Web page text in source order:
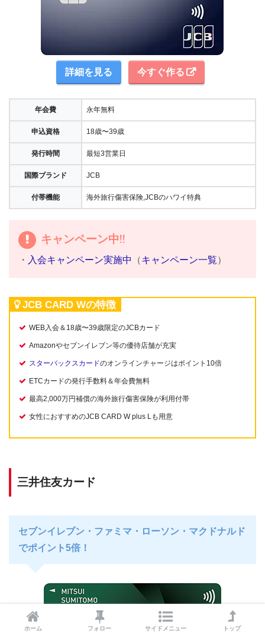
詳細を見る 今すぐ作る
年会費 永年無料
申込資格 18歳〜39歳
発行時間 最短3営業日
国際ブランド JCB
付帯機能 海外旅行傷害保険,JCBのハワイ特典
キャンペーン中!!
・ 入会キャンペーン実施中 （キャンペーン一覧）
JCB CARD Wの特徴
WEB入会＆18歳〜39歳限定のJCBカード
Amazonやセブンイレブン等の優待店舗が充実
スターバックスカードのオンラインチャージはポイント10倍
ETCカードの発行手数料＆年会費無料
最高2,000万円補償の海外旅行傷害保険が利用付帯
女性におすすめのJCB CARD W plus Lも用意
三井住友カード
セブンイレブン・ファミマ・ローソン・マクドナルド
でポイント5倍！
ホーム フォロー サイドメニュー トップ